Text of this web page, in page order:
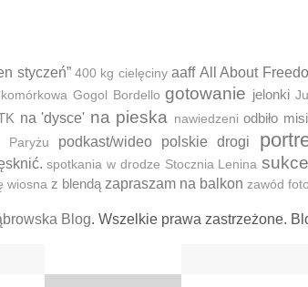
styczeń” 400 kg cielęciny aaff All About
Gogol Bordello gotowanie jelonki
na 'dysce' na pieska nawiedzeni odbiło
podkast/wideo polskie drogi
spotkania w drodze Stocznia Lenina
wiosna z blendą zapraszam na balkon zawód
Blog. Wszelkie prawa zastrzeżone.